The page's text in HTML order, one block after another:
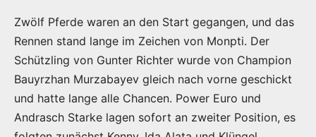
Zwölf Pferde waren an den Start gegangen, und das
Rennen stand lange im Zeichen von Monpti. Der
Schützling von Gunter Richter wurde von Champion
Bauyrzhan Murzabayev gleich nach vorne geschickt
und hatte lange alle Chancen. Power Euro und
Andrasch Starke lagen sofort an zweiter Position, es